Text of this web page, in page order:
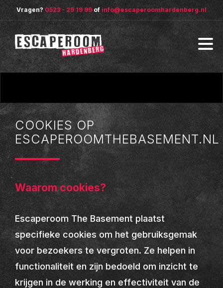
Vragen? 0523 - 29 19 99 of info@escaperoomhardenberg.nl
COOKIES OP
ESCAPEROOMTHEBASEMENT.NL
Waarom cookies?
Escaperoom The Basement plaatst
specifieke cookies om het gebruiksgemak
voor bezoekers te vergroten. Ze helpen in
functionaliteit en zijn bedoeld om inzicht te
krijgen in de werking en effectiviteit van de